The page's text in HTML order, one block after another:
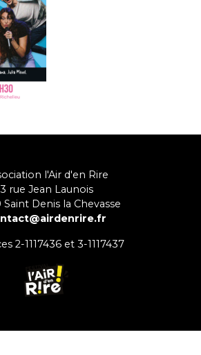
l'Air d'en Rire
3 rue Jean Launois
Saint Denis la Chevasse
2-1117436 et 3-1117437